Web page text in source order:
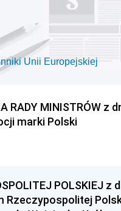
Unii Europejskiej
RADY MINISTRÓW z
marki Polski
POLSKIEJ z
Rzeczypospolitej